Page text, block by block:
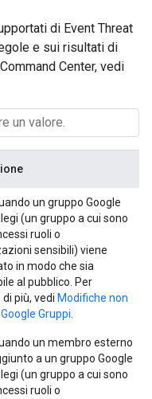
di Event Threat
e sui risultati di
Center, vedi
un gruppo Google
(un gruppo a cui sono
ruoli o
sensibili) viene
in modo che sia
al pubblico. Per
più, vedi Modifiche non
Gruppi
un membro esterno
a un gruppo Google
(un gruppo a cui sono
ruoli o